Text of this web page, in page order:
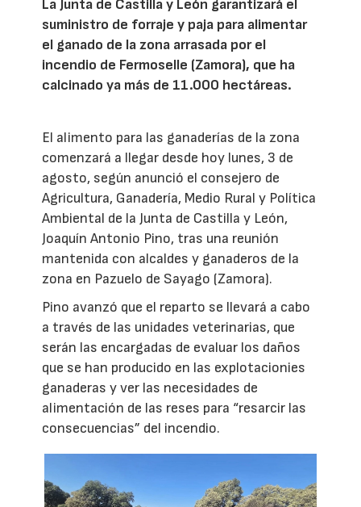
La Junta de Castilla y León garantizará el
suministro de forraje y paja para alimentar
el ganado de la zona arrasada por el
incendio de Fermoselle (Zamora), que ha
calcinado ya más de 11.000 hectáreas.
El alimento para las ganaderías de la zona
comenzará a llegar desde hoy lunes, 3 de
agosto, según anunció el consejero de
Agricultura, Ganadería, Medio Rural y Política
Ambiental de la Junta de Castilla y León,
Joaquín Antonio Pino, tras una reunión
mantenida con alcaldes y ganaderos de la
zona en Pazuelo de Sayago (Zamora).
Pino avanzó que el reparto se llevará a cabo
a través de las unidades veterinarias, que
serán las encargadas de evaluar los daños
que se han producido en las explotacionies
ganaderas y ver las necesidades de
alimentación de las reses para “resarcir las
consecuencias” del incendio.